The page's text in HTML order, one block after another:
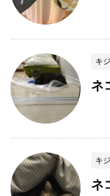
キ
ネ
キ
ネ